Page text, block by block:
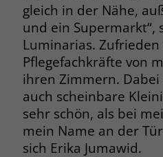
gleich in der Nähe,
und ein Supermarkt“,
Luminarias.
Pflegefachkräfte von
ihren Zimmern.
auch scheinbare
sehr schön, als bei
mein Name an der
sich Erika Jumawid.